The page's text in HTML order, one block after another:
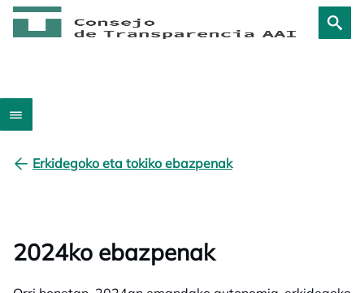
Erkidegoko eta tokiko ebazpenak
2024ko ebazpenak